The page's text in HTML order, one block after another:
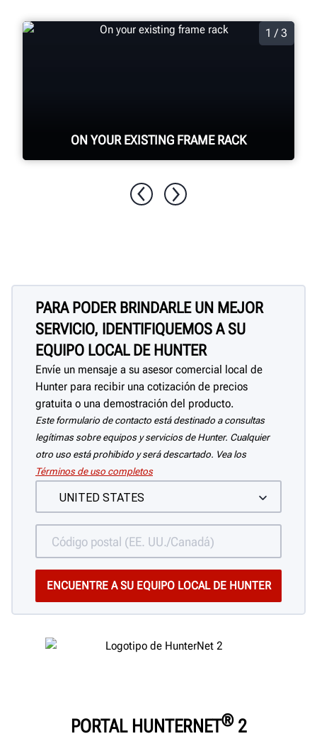
1 / 3
ON YOUR EXISTING FRAME RACK
PARA PODER BRINDARLE UN MEJOR
SERVICIO, IDENTIFIQUEMOS A SU
EQUIPO LOCAL DE HUNTER
Envíe un mensaje a su asesor comercial local de
Hunter para recibir una cotización de precios
gratuita o una demostración del producto.
Este formulario de contacto está destinado a consultas
legítimas sobre equipos y servicios de Hunter. Cualquier
otro uso está prohibido y será descartado. Vea los
Términos de uso completos
PORTAL HUNTERNET®2